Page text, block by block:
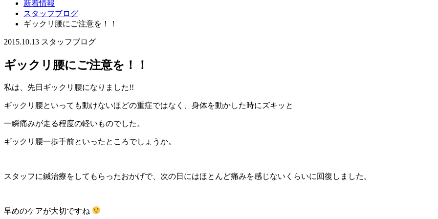
新着情報
スタッフブログ
ギックリ腰にご注意を！！
2015.10.13 スタッフブログ
ギックリ腰にご注意を！！
私は、先日ギックリ腰になりました!!
ギックリ腰といっても動けないほどの重症ではなく、身体を動かした時にズキッと
一瞬痛みが走る程度の軽いものでした。
ギックリ腰一歩手前といったところでしょうか。
スタッフに鍼治療をしてもらったおかげで、次の日にはほとんど痛みを感じないくらいに回復しました。
早めのケアが大切ですね